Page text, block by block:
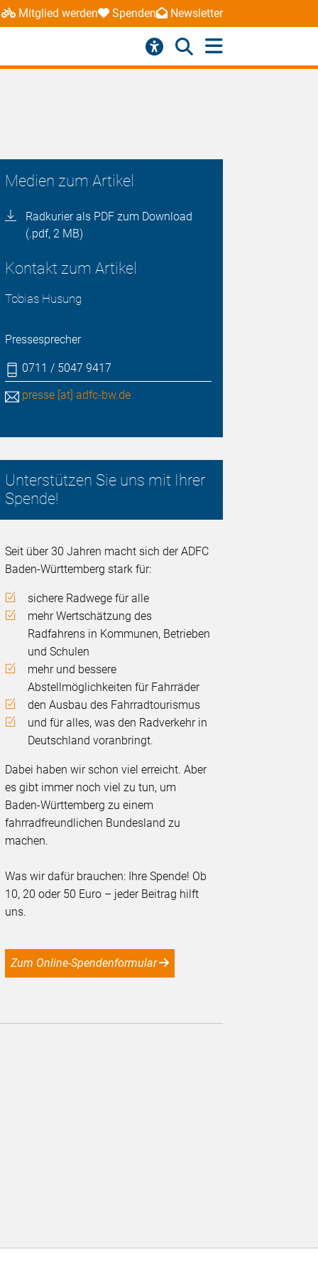
Mitglied werden Spenden Newsletter
Medien zum Artikel
Radkurier als PDF zum Download
(.pdf, 2 MB)
Kontakt zum Artikel
Tobias Husung
Pressesprecher
0711 / 5047 9417
presse [at] adfc-bw.de
Unterstützen Sie uns mit Ihrer
Spende!
Seit über 30 Jahren macht sich der ADFC
Baden-Württemberg stark für:
sichere Radwege für alle
mehr Wertschätzung des
Radfahrens in Kommunen, Betrieben
und Schulen
mehr und bessere
Abstellmöglichkeiten für Fahrräder
den Ausbau des Fahrradtourismus
und für alles, was den Radverkehr in
Deutschland voranbringt.
Dabei haben wir schon viel erreicht. Aber
es gibt immer noch viel zu tun, um
Baden-Württemberg zu einem
fahrradfreundlichen Bundesland zu
machen.
Was wir dafür brauchen: Ihre Spende! Ob
10, 20 oder 50 Euro – jeder Beitrag hilft
uns.
Zum Online-Spendenformular